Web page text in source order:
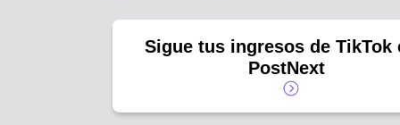
Sigue tus ingresos de TikTok
PostNext